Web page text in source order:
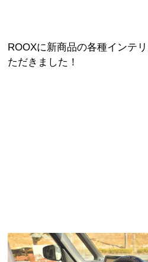
ROOXに新商品の各種インテ
ただきました！